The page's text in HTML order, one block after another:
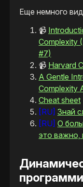
Еще немного
📹
Complexity
#7)
📹 Harvard
A Gentle
Complexity
Cheat sheet
[RU] Знай
[RU] О
это важно,